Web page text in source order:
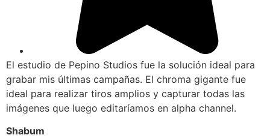
El estudio de Pepino Studios fue la solución ideal para
grabar mis últimas campañas. El chroma gigante fue
ideal para realizar tiros amplios y capturar todas las
imágenes que luego editaríamos en alpha channel.
Shabum